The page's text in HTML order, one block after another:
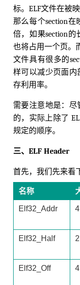
标。ELF文件在被
那么每个section
倍，如果section
也将占用一个页。
文件具有很多的
样可以减少页面内
存利用率。
需要注意地是：
的，实际上除了
规定的顺序。
三、ELF Header
首先，我们先来看
名称
Elf32_Addr 4
Elf32_Half 2
Elf32_Off 4